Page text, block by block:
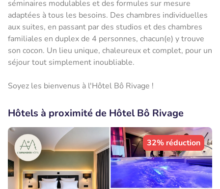
séminaires modulables et des formules sur mesure
adaptées à tous les besoins. Des chambres individuelles
aux suites, en passant par des studios et des chambres
familiales en duplex de 4 personnes, chacun(e) y trouve
son cocon. Un lieu unique, chaleureux et complet, pour un
séjour tout simplement inoubliable.
Soyez les bienvenus à l'Hôtel Bô Rivage !
Hôtels à proximité de Hôtel Bô Rivage
32% réduction